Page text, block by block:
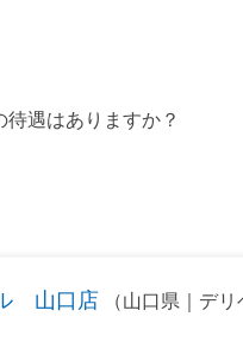
遇はありますか？
山口店 （山口県｜デリ